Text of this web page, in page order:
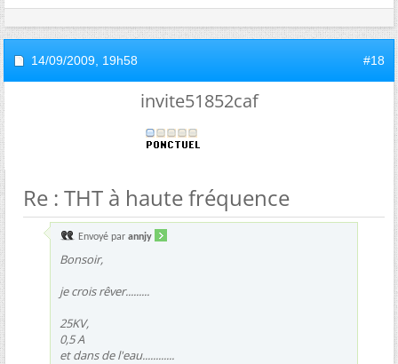
14/09/2009, 19h58 #18
invite51852caf
Re : THT à haute fréquence
Envoyé par annjy
Bonsoir,
je crois rêver.........
25KV,
0,5 A
et dans de l'eau............